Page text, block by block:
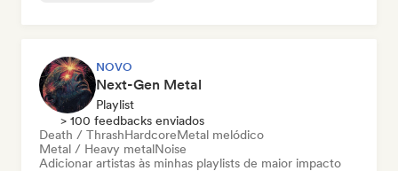
NOVO
Next-Gen Metal
Playlist
> 100 feedbacks enviados
Death / ThrashHardcoreMetal melódico
Metal / Heavy metalNoise
Adicionar artistas às minhas playlists de maior impacto